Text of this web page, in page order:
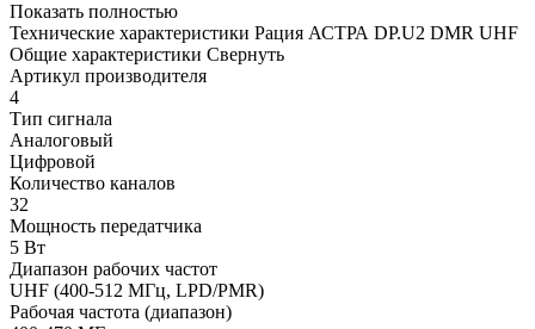
Показать полностью
Технические характеристики Рация АСТРА DP.U2 DMR UHF
Общие характеристики Свернуть
Артикул производителя
4
Тип сигнала
Аналоговый
Цифровой
Количество каналов
32
Мощность передатчика
5 Вт
Диапазон рабочих частот
UHF (400-512 МГц, LPD/PMR)
Рабочая частота (диапазон)